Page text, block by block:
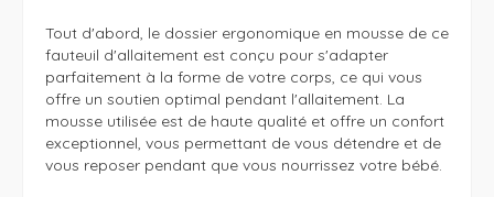
Tout d'abord, le dossier ergonomique en mousse de ce
fauteuil d'allaitement est conçu pour s'adapter
parfaitement à la forme de votre corps, ce qui vous
offre un soutien optimal pendant l'allaitement. La
mousse utilisée est de haute qualité et offre un confort
exceptionnel, vous permettant de vous détendre et de
vous reposer pendant que vous nourrissez votre bébé.